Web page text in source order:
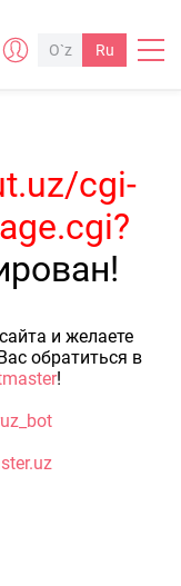
O`z Ru
cgi-
и желаете
обратиться в
!